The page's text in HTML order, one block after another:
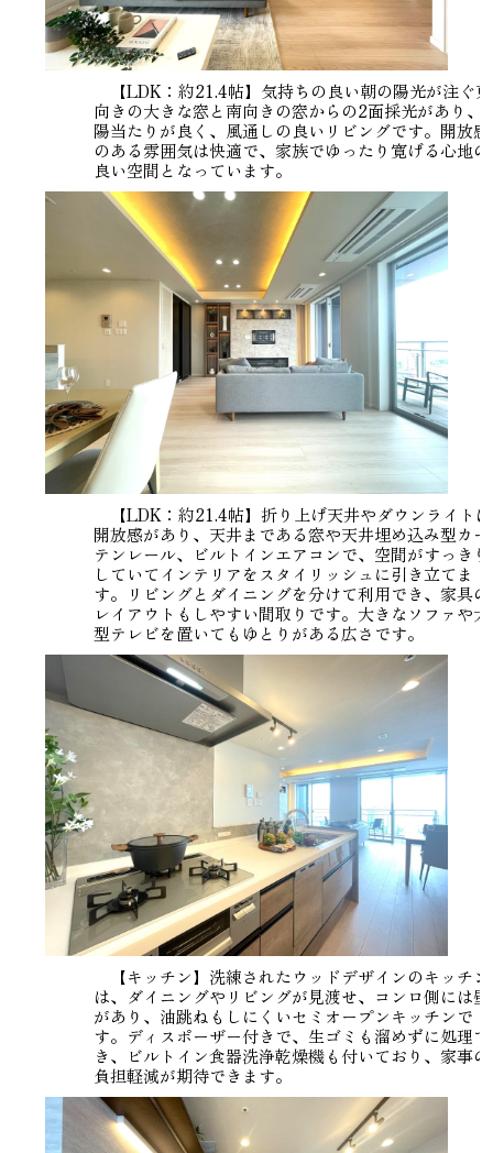
【LDK：約21.4帖】気持ちの良い朝の陽光が注ぐ東
向きの大きな窓と南向きの窓からの2面採光があり、
陽当たりが良く、風通しの良いリビングです。開放感
のある雰囲気は快適で、家族でゆったり寛げる心地の
良い空間となっています。
【LDK：約21.4帖】折り上げ天井やダウンライトは
開放感があり、天井まである窓や天井埋め込み型カー
テンレール、ビルトインエアコンで、空間がすっきり
していてインテリアをスタイリッシュに引き立てま
す。リビングとダイニングを分けて利用でき、家具の
レイアウトもしやすい間取りです。大きなソファや大
型テレビを置いてもゆとりがある広さです。
【キッチン】洗練されたウッドデザインのキッチン
は、ダイニングやリビングが見渡せ、コンロ側には壁
があり、油跳ねもしにくいセミオープンキッチンで
す。ディスポーザー付きで、生ゴミも溜めずに処理で
き、ビルトイン食器洗浄乾燥機も付いており、家事の
負担軽減が期待できます。